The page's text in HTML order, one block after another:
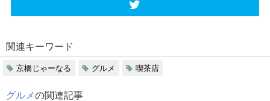
関連キーワード
京橋じゃーなる グルメ 喫茶店
グルメの関連記事